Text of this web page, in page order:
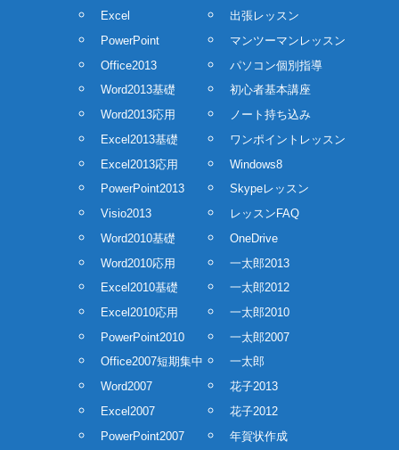
Excel
PowerPoint
Office2013
Word2013基礎
Word2013応用
Excel2013基礎
Excel2013応用
PowerPoint2013
Visio2013
Word2010基礎
Word2010応用
Excel2010基礎
Excel2010応用
PowerPoint2010
Office2007短期集中
Word2007
Excel2007
PowerPoint2007
出張レッスン
マンツーマンレッスン
パソコン個別指導
初心者基本講座
ノート持ち込み
ワンポイントレッスン
Windows8
Skypeレッスン
レッスンFAQ
OneDrive
一太郎2013
一太郎2012
一太郎2010
一太郎2007
一太郎
花子2013
花子2012
年賀状作成